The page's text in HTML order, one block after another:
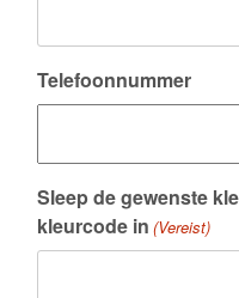
Telefoonnummer
Sleep de gewenste
kleurcode in (Vereist)